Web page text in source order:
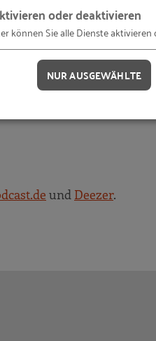
und Deezer.
oder deaktivieren
können Sie alle Dienste
NUR AUSGEWÄHLTE